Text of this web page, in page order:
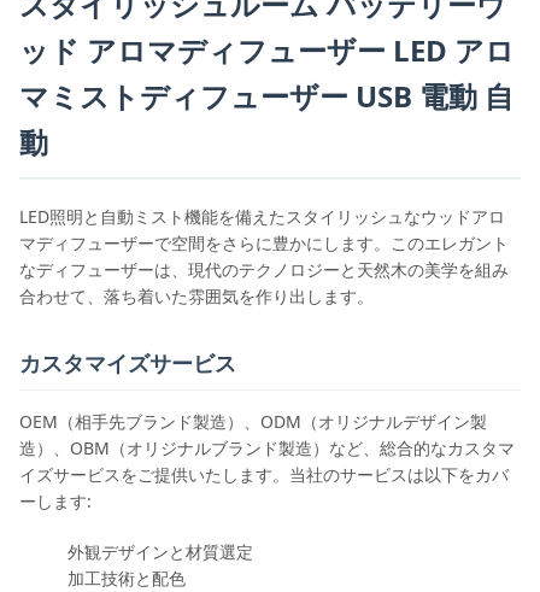
ッド アロマディフューザー LED アロ
マミストディフューザー USB 電動 自
動
LED照明と自動ミスト機能を備えたスタイリッシュなウッドアロ
マディフューザーで空間をさらに豊かにします。このエレガント
なディフューザーは、現代のテクノロジーと天然木の美学を組み
合わせて、落ち着いた雰囲気を作り出します。
カスタマイズサービス
OEM（相手先ブランド製造）、ODM（オリジナルデザイン製
造）、OBM（オリジナルブランド製造）など、総合的なカスタマ
イズサービスをご提供いたします。当社のサービスは以下をカバ
ーします:
外観デザインと材質選定
加工技術と配色